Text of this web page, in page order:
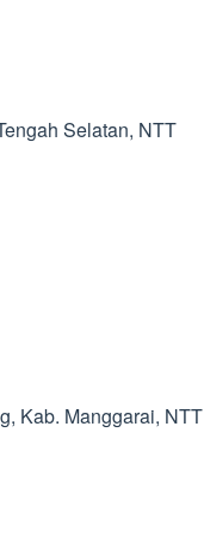
Selatan, NTT
Kab. Manggarai, NTT